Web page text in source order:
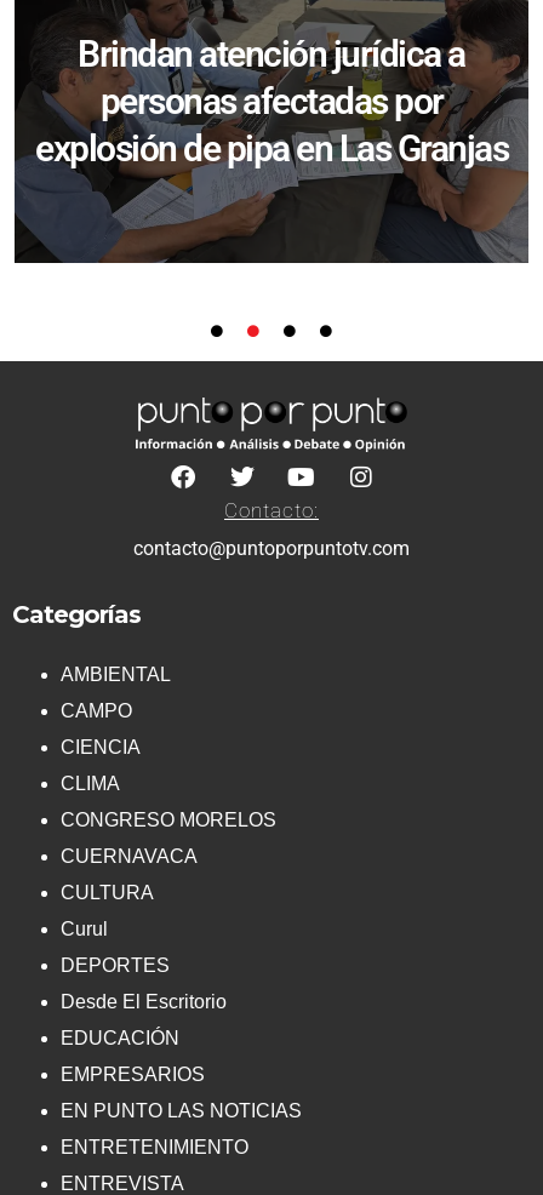
Brindan atención jurídica a
personas afectadas por
explosión de pipa en Las Granjas
Contacto:
contacto@puntoporpuntotv.com
Categorías
AMBIENTAL
CAMPO
CIENCIA
CLIMA
CONGRESO MORELOS
CUERNAVACA
CULTURA
Curul
DEPORTES
Desde El Escritorio
EDUCACIÓN
EMPRESARIOS
EN PUNTO LAS NOTICIAS
ENTRETENIMIENTO
ENTREVISTA